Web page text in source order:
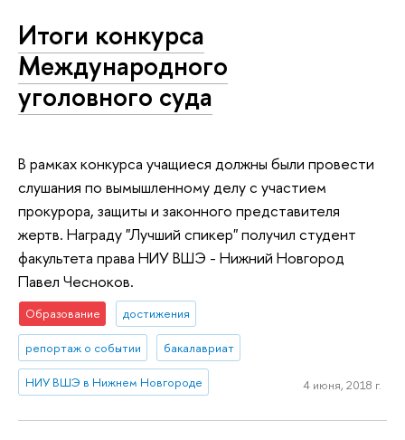
Итоги конкурса
Международного
уголовного суда
В рамках конкурса учащиеся должны были провести
слушания по вымышленному делу с участием
прокурора, защиты и законного представителя
жертв. Награду "Лучший спикер" получил студент
факультета права НИУ ВШЭ - Нижний Новгород
Павел Чесноков.
Образование достижения
репортаж о событии бакалавриат
НИУ ВШЭ в Нижнем Новгороде 4 июня, 2018 г.